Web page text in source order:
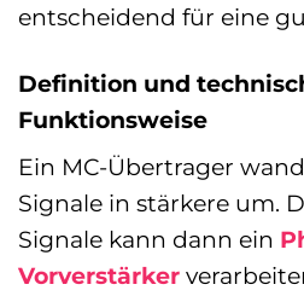
entscheidend für eine
Definition und
Funktionsweise
Ein MC-Übertrager
Signale in stärkere um.
Signale kann dann ein
Vorverstärker